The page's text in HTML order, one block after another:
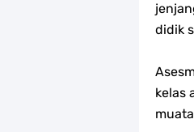
didik
kelas